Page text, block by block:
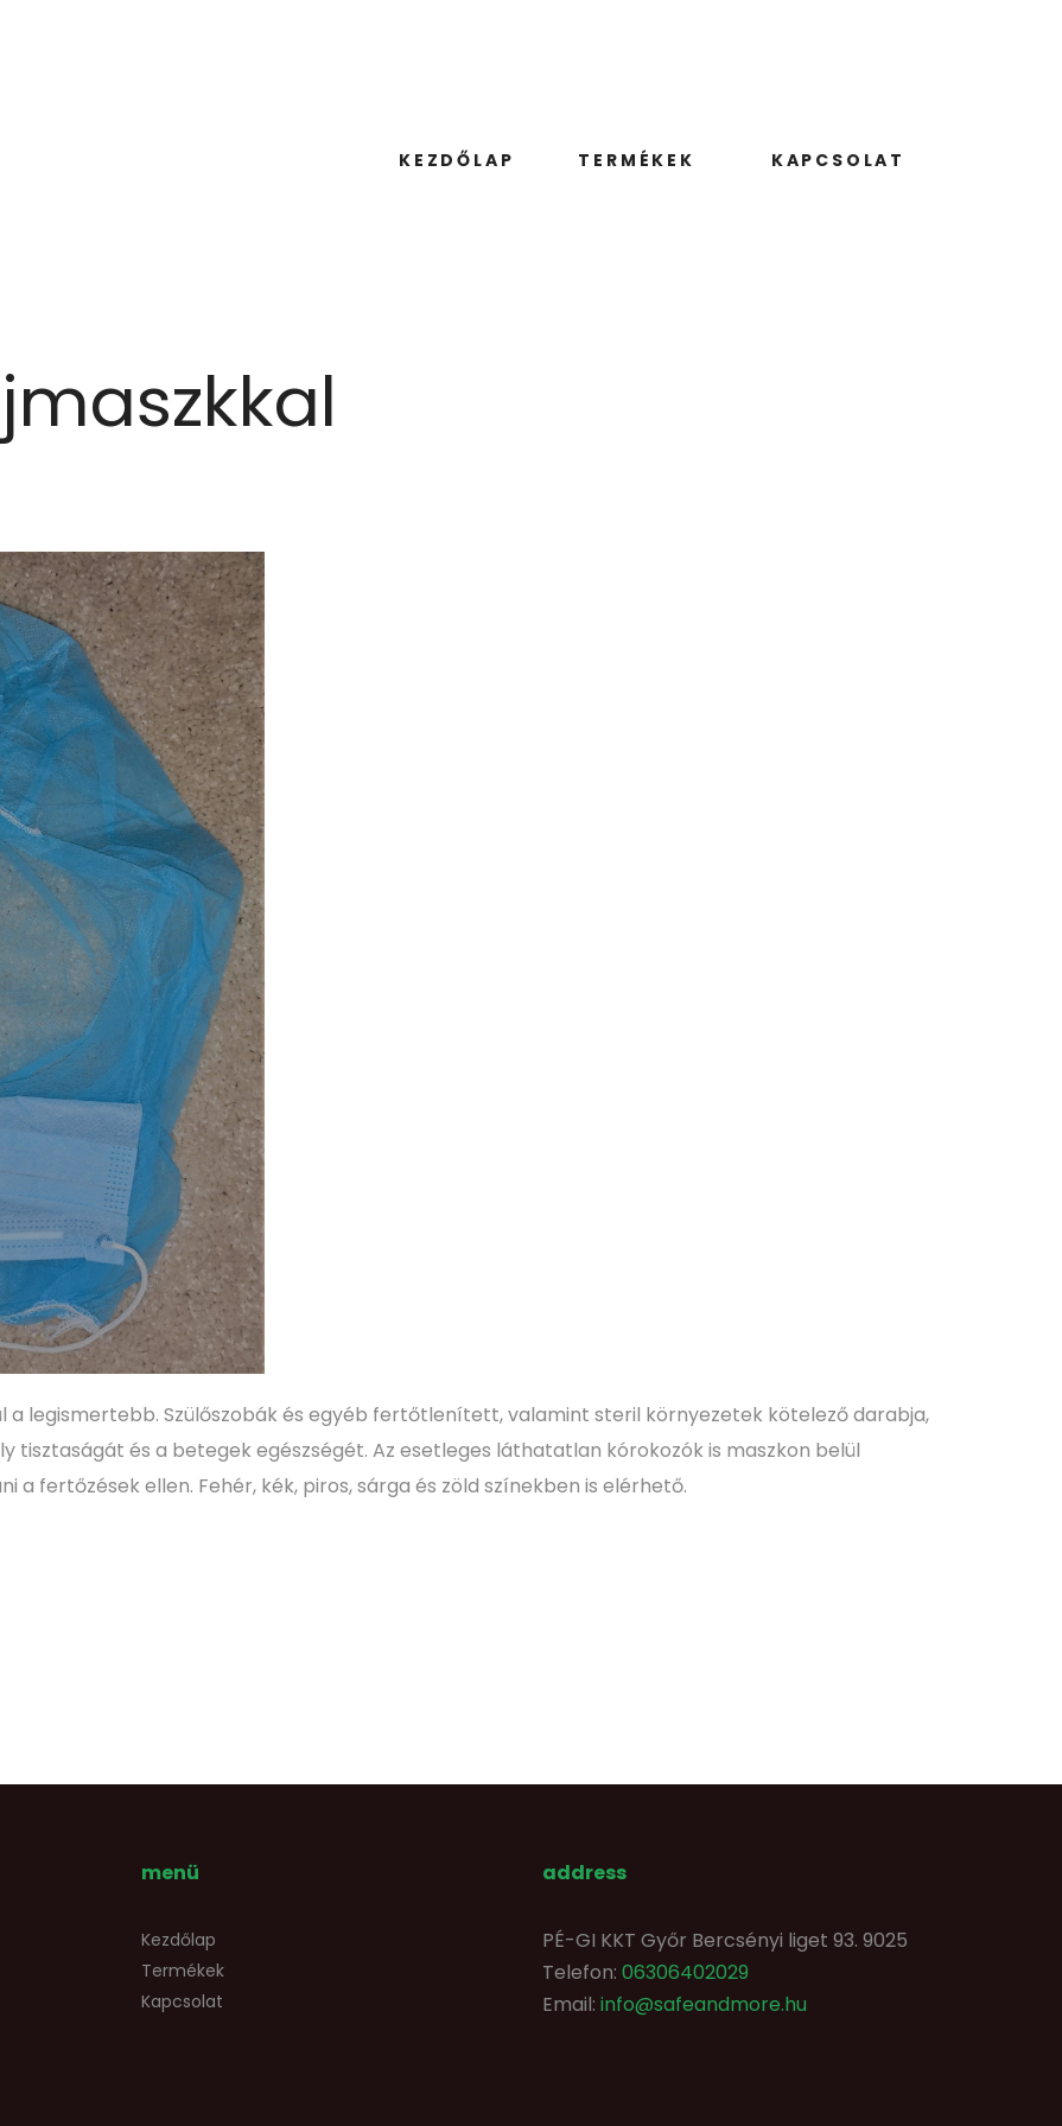
KEZDŐLAP TERMÉKEK KAPCSOLAT
a legismertebb. Szülőszobák és egyéb fertőtlenített, valamint steril környezetek kötelező darabja,
tisztaságát és a betegek egészségét. Az esetleges láthatatlan kórokozók is maszkon belül
fertőzések ellen. Fehér, kék, piros, sárga és zöld színekben is elérhető.
menü
Kezdőlap
Termékek
Kapcsolat
address
PÉ-GI KKT Győr Bercsényi liget 93. 9025
Telefon:06306402029
Email:info@safeandmore.hu